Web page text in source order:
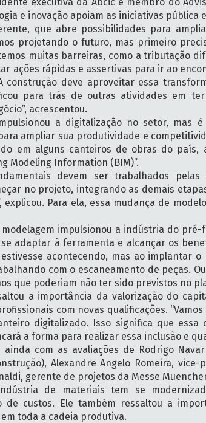
e inovação apoiam as iniciativas
que abre possibilidades para
projetando o futuro, mas primeiro
muitas barreiras, como a tributação
ações rápidas e assertivas para ir ao
construção deve aproveitar essa
para trás de outras atividades em
acrescentou.
a digitalização no setor, mas
ampliar sua produtividade e
em alguns canteiros de obras do país,
Modeling Information (BIM)”.
devem ser trabalhados
no projeto, integrando as demais
explicou. Para ela, essa mudança de
impulsionou a indústria do
adaptar à ferramenta e alcançar os
acontecendo, mas ao implantar
com o escaneamento de peças.
que poderiam não ter sido previstos no
a importância da valorização do
com novas qualificações.
digitalizado. Isso significa que essa
a forma para realizar essa inclusão e
com as avaliações de Rodrigo
Alexandre Angelo Romeira,
gerente de projetos da Messe
de materiais tem se
de custos. Ele também ressaltou a
toda a cadeia produtiva.